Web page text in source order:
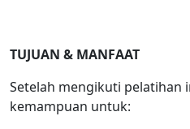
TUJUAN & MANFAAT
Setelah mengikuti pelatihan
kemampuan untuk: